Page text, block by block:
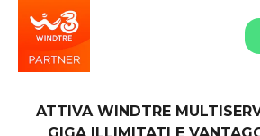
ATTIVA WINDTRE